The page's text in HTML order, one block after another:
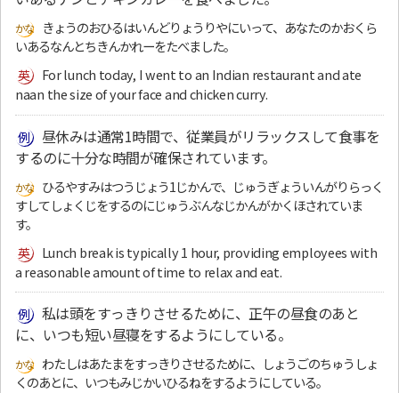
きょうのおひるはいんどりょうりやにいって、あなたのかおくら
いあるなんとちきんかれーをたべました。
For lunch today, I went to an Indian restaurant and ate
naan the size of your face and chicken curry.
昼休みは通常1時間で、従業員がリラックスして食事を
するのに十分な時間が確保されています。
ひるやすみはつうじょう1じかんで、じゅうぎょういんがりらっく
すしてしょくじをするのにじゅうぶんなじかんがかくほされていま
す。
Lunch break is typically 1 hour, providing employees with
a reasonable amount of time to relax and eat.
私は頭をすっきりさせるために、正午の昼食のあと
に、いつも短い昼寝をするようにしている。
わたしはあたまをすっきりさせるために、しょうごのちゅうしょ
くのあとに、いつもみじかいひるねをするようにしている。